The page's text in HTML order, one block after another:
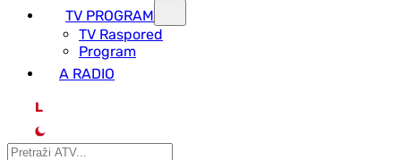
TV PROGRAM
ТV Raspored
Program
A RADIO
L